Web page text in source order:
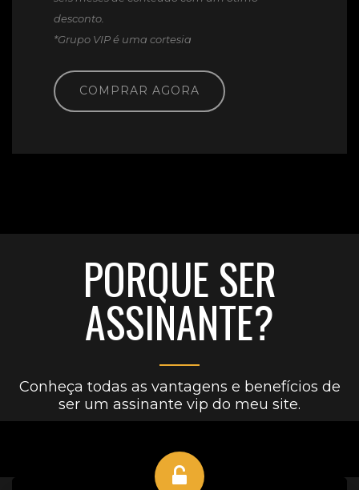
desconto.
*Grupo VIP é uma cortesia
COMPRAR AGORA
PORQUE SER
ASSINANTE?
Conheça todas as vantagens e benefícios de
ser um assinante vip do meu site.